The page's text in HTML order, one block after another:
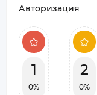
Авторизация
1
0%
2
0%